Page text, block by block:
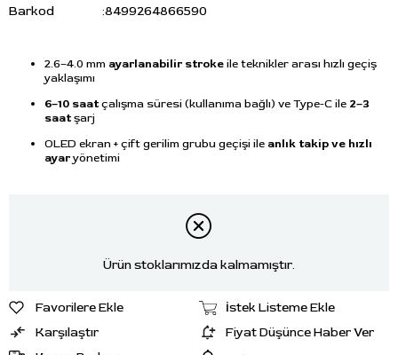
Barkod
:8499264866590
2.6–4.0 mm ayarlanabilir strokeile teknikler arası hızlı geçiş
yaklaşımı
6–10 saatçalışma süresi (kullanıma bağlı) ve Type-C ile 2–3
saatşarj
OLED ekran + çift gerilim grubu geçişi ile anlık takip ve hızlı
ayaryönetimi
Ürün stoklarımızda kalmamıştır.
Favorilere Ekle
İstek Listeme Ekle
Karşılaştır
Fiyat Düşünce Haber Ver